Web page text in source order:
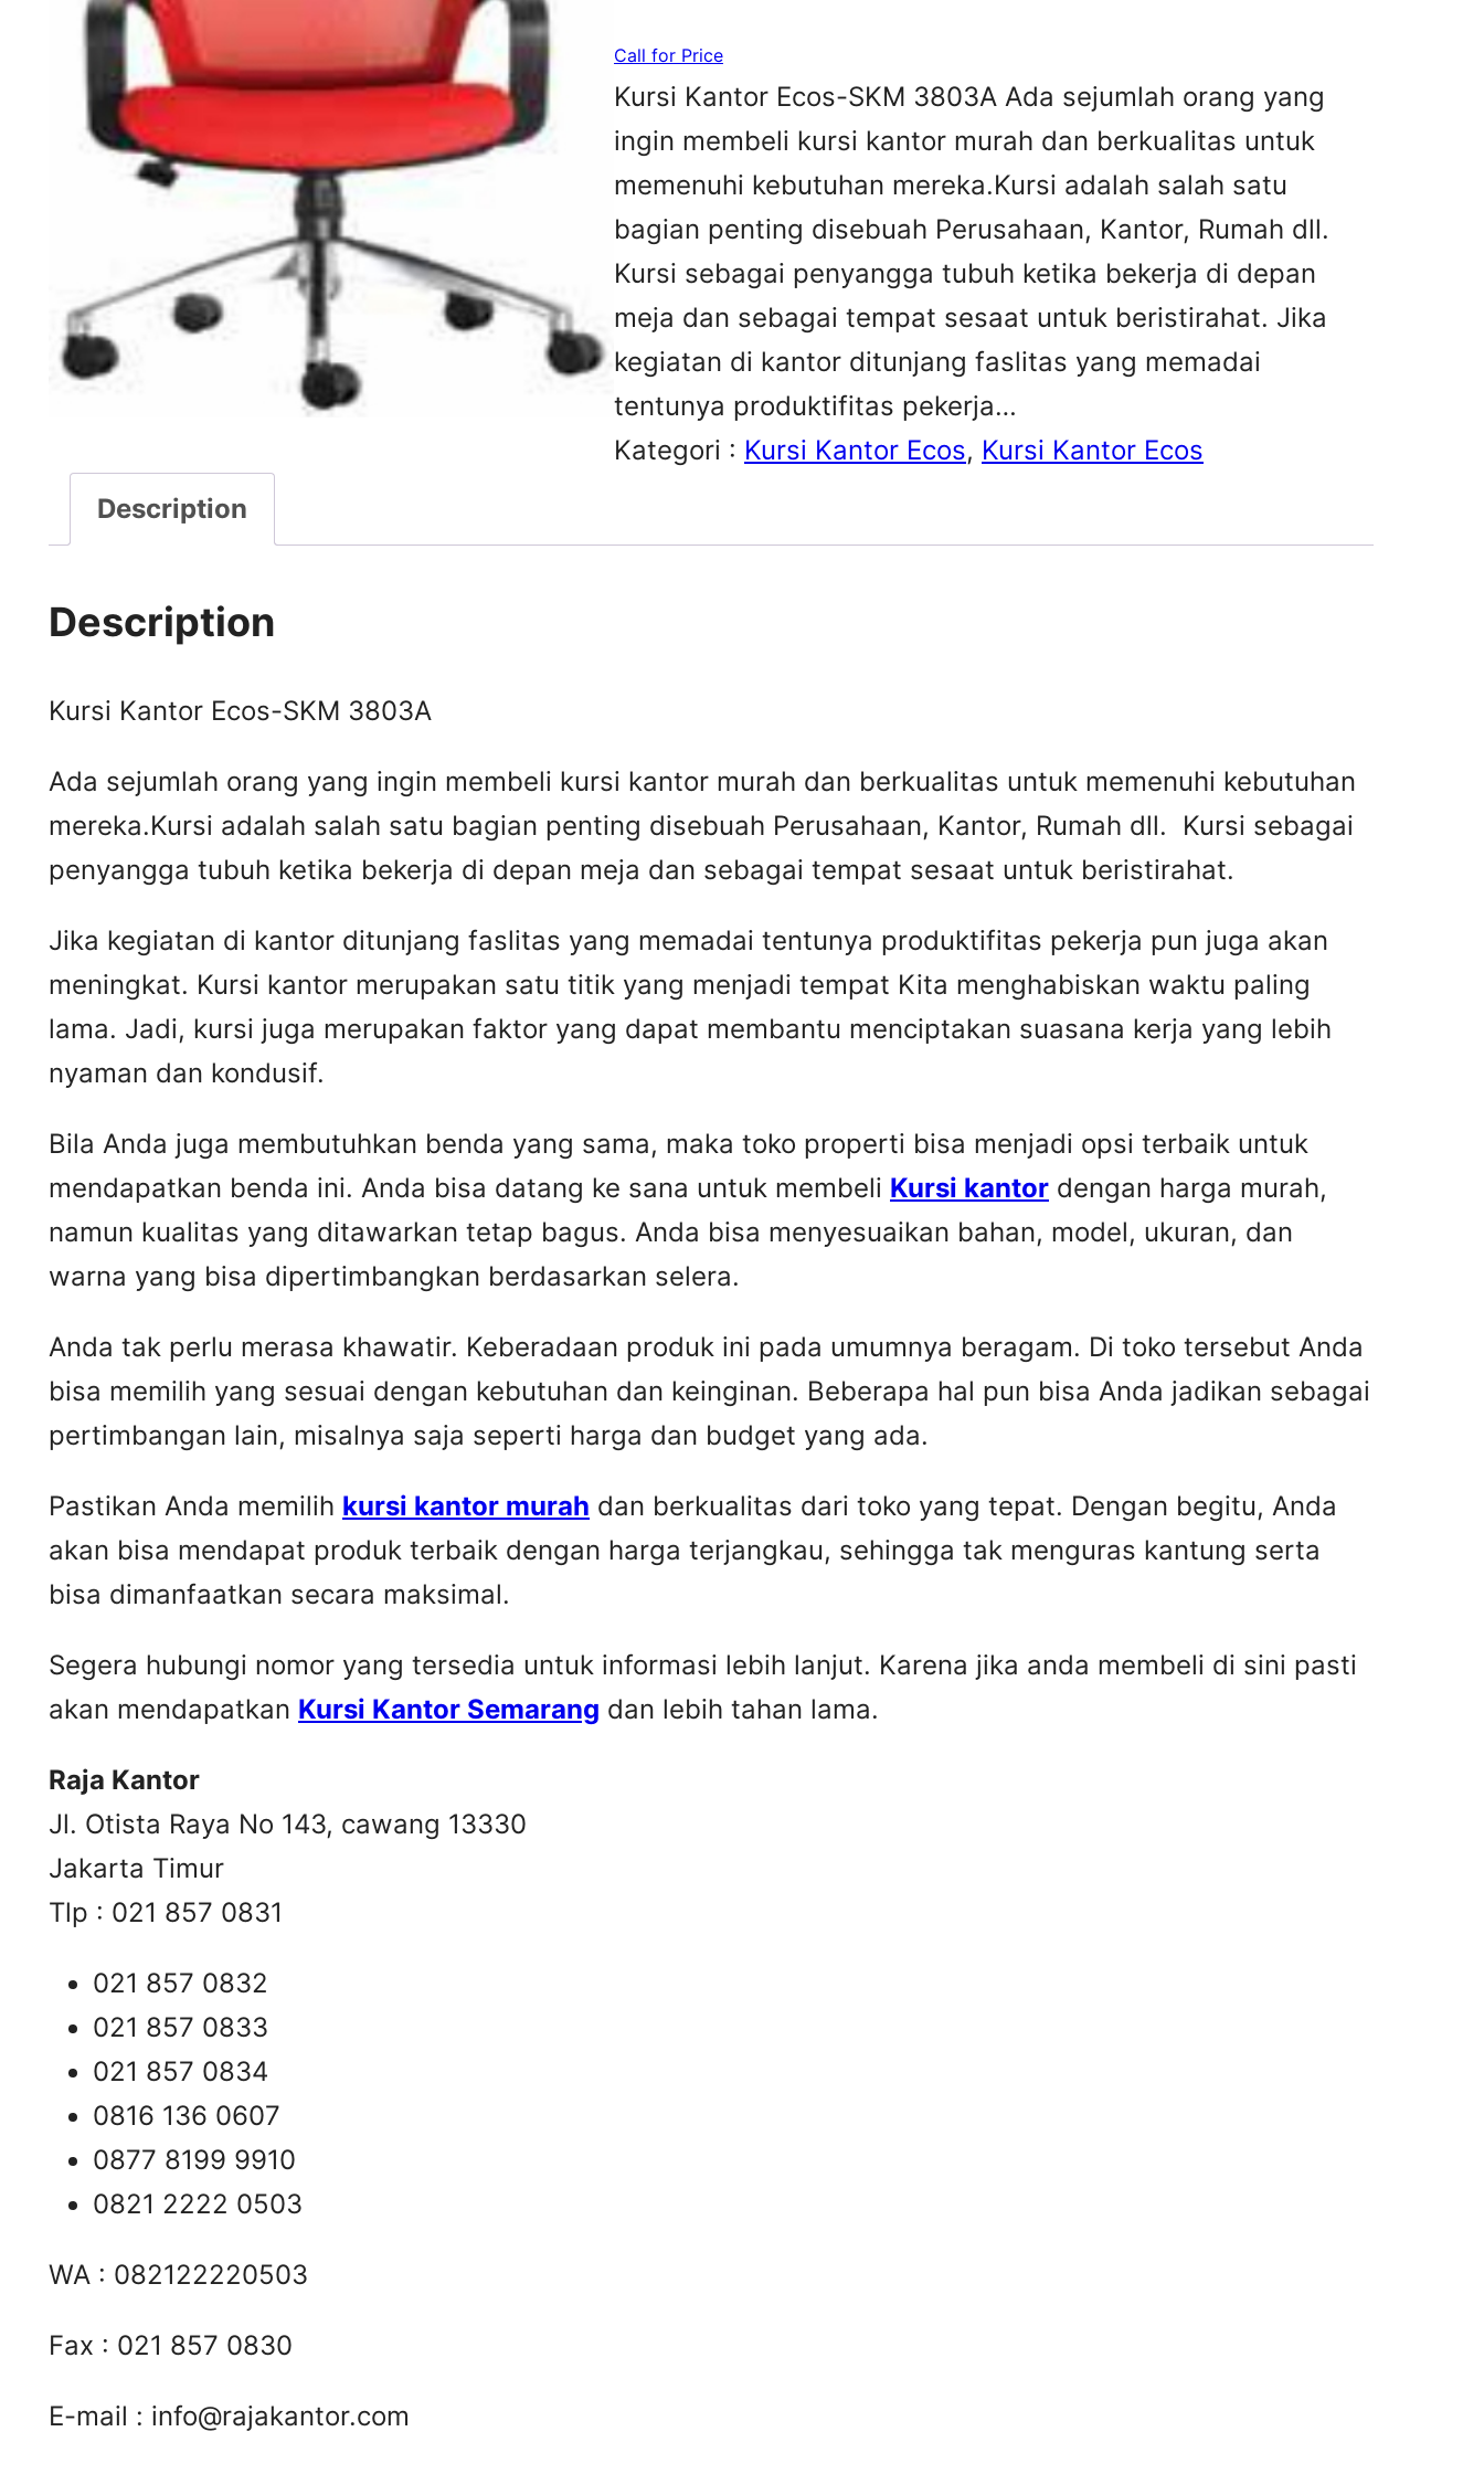
Call for Price
Kursi Kantor Ecos-SKM 3803A Ada sejumlah orang yang
ingin membeli kursi kantor murah dan berkualitas untuk
memenuhi kebutuhan mereka.Kursi adalah salah satu
bagian penting disebuah Perusahaan, Kantor, Rumah dll.
Kursi sebagai penyangga tubuh ketika bekerja di depan
meja dan sebagai tempat sesaat untuk beristirahat. Jika
kegiatan di kantor ditunjang faslitas yang memadai
tentunya produktifitas pekerja…
Kategori : Kursi Kantor Ecos, Kursi Kantor Ecos
Description
Description
Kursi Kantor Ecos-SKM 3803A
Ada sejumlah orang yang ingin membeli kursi kantor murah dan berkualitas untuk memenuhi kebutuhan
mereka.Kursi adalah salah satu bagian penting disebuah Perusahaan, Kantor, Rumah dll. Kursi sebagai
penyangga tubuh ketika bekerja di depan meja dan sebagai tempat sesaat untuk beristirahat.
Jika kegiatan di kantor ditunjang faslitas yang memadai tentunya produktifitas pekerja pun juga akan
meningkat. Kursi kantor merupakan satu titik yang menjadi tempat Kita menghabiskan waktu paling
lama. Jadi, kursi juga merupakan faktor yang dapat membantu menciptakan suasana kerja yang lebih
nyaman dan kondusif.
Bila Anda juga membutuhkan benda yang sama, maka toko properti bisa menjadi opsi terbaik untuk
mendapatkan benda ini. Anda bisa datang ke sana untuk membeli Kursi kantor dengan harga murah,
namun kualitas yang ditawarkan tetap bagus. Anda bisa menyesuaikan bahan, model, ukuran, dan
warna yang bisa dipertimbangkan berdasarkan selera.
Anda tak perlu merasa khawatir. Keberadaan produk ini pada umumnya beragam. Di toko tersebut Anda
bisa memilih yang sesuai dengan kebutuhan dan keinginan. Beberapa hal pun bisa Anda jadikan sebagai
pertimbangan lain, misalnya saja seperti harga dan budget yang ada.
Pastikan Anda memilih kursi kantor murah dan berkualitas dari toko yang tepat. Dengan begitu, Anda
akan bisa mendapat produk terbaik dengan harga terjangkau, sehingga tak menguras kantung serta
bisa dimanfaatkan secara maksimal.
Segera hubungi nomor yang tersedia untuk informasi lebih lanjut. Karena jika anda membeli di sini pasti
akan mendapatkan Kursi Kantor Semarang dan lebih tahan lama.
Raja Kantor
Jl. Otista Raya No 143, cawang 13330
Jakarta Timur
Tlp : 021 857 0831
021 857 0832
021 857 0833
021 857 0834
0816 136 0607
0877 8199 9910
0821 2222 0503
WA : 082122220503
Fax : 021 857 0830
E-mail : info@rajakantor.com